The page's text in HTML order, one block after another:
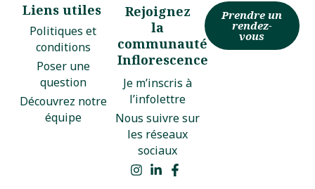
Liens utiles
Politiques et
conditions
Poser une
question
Découvrez notre
équipe
Rejoignez
la
communauté
Inflorescence
Je m’inscris à
l’infolettre
Nous suivre sur
les réseaux
sociaux
Prendre un
rendez-
vous